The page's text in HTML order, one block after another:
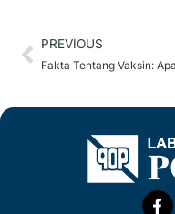
Prev
PREVIOUS
F